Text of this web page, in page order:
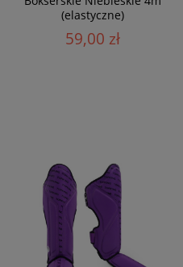
(elastyczne)
59,00 zł